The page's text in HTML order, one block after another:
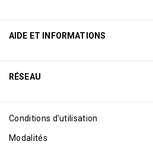
Excellence Awards
Blog
AIDE ET INFORMATIONS
RÉSEAU
Conditions d'utilisation
Modalités